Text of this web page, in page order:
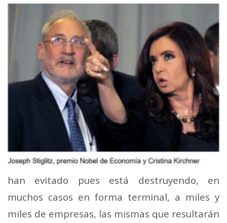
han evitado pues está destruyendo, en
muchos casos en forma terminal, a miles y
miles de empresas, las mismas que resultarán